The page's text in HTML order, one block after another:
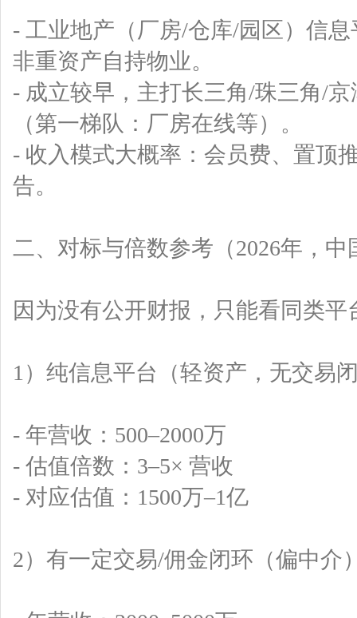
- 工业地产（厂房/仓库/园区）信
非重资产自持物业。
- 成立较早，主打长三角/珠三角/
（第一梯队：厂房在线等）。
- 收入模式大概率：会员费、置顶
告。
二、对标与倍数参考（2026年，
因为没有公开财报，只能看同类平
1）纯信息平台（轻资产，无交易
- 年营收：500–2000万
- 估值倍数：3–5× 营收
- 对应估值：1500万–1亿
2）有一定交易/佣金闭环（偏中介